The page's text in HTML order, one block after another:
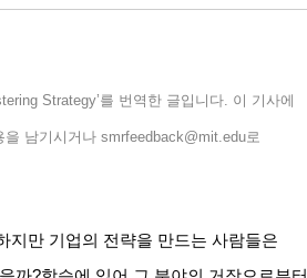
Strategy’를 번역한 글입니다 이 기사에
을 남기시거나 smrfeedback@mit.edu로
지만 기업의 전략을 만드는 사람들은